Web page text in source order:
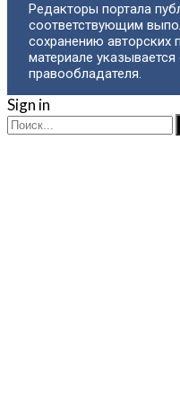
Редакторы портала
соответствующим
сохранению авторских
материале
правообладателя.
Sign in